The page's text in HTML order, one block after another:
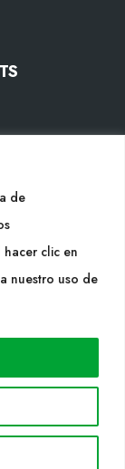
de
clic en
nuestro uso de